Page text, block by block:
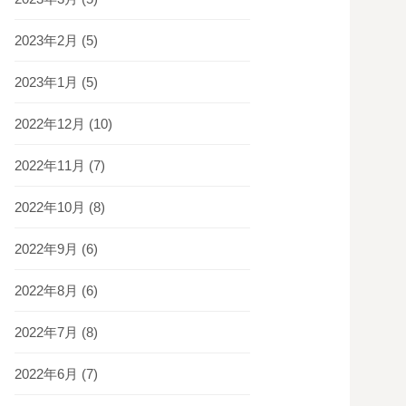
2023年2月 (5)
2023年1月 (5)
2022年12月 (10)
2022年11月 (7)
2022年10月 (8)
2022年9月 (6)
2022年8月 (6)
2022年7月 (8)
2022年6月 (7)